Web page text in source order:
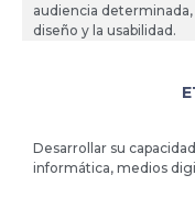
audiencia
diseño y la usabilidad.
Desarrollar su
informática, medios